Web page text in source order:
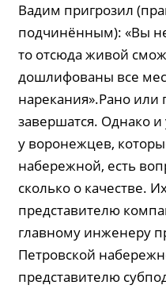
Вадим пригрозил
подчинённым): «Вы
то отсюда живой
дошлифованы все
нарекания».Рано или
завершатся. Однако
у воронежцев,
набережной, есть
сколько о качестве.
представителю
главному инженеру
Петровской
представителю